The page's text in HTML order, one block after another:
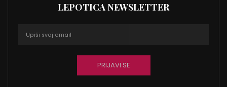
LEPOTICA NEWSLETTER